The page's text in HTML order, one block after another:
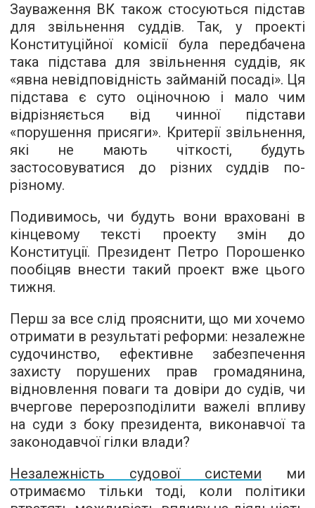
Зауваження ВК також стосуються підстав
для звільнення суддів. Так, у проекті
Конституційної комісії була передбачена
така підстава для звільнення суддів, як
«явна невідповідність займаній посаді». Ця
підстава є суто оціночною і мало чим
відрізняється від чинної підстави
«порушення присяги». Критерії звільнення,
які не мають чіткості, будуть
застосовуватися до різних суддів по-
різному.
Подивимось, чи будуть вони враховані в
кінцевому тексті проекту змін до
Конституції. Президент Петро Порошенко
пообіцяв внести такий проект вже цього
тижня.
Перш за все слід прояснити, що ми хочемо
отримати в результаті реформи: незалежне
судочинство, ефективне забезпечення
захисту порушених прав громадянина,
відновлення поваги та довіри до судів, чи
вчергове перерозподілити важелі впливу
на суди з боку президента, виконавчої та
законодавчої гілки влади?
Незалежність судової системи ми
отримаємо тільки тоді, коли політики